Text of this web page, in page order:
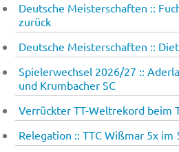
Deutsche Meisterschaften ::
zurück
Deutsche Meisterschaften ::
Spielerwechsel 2026/27 ::
und Krumbacher SC
Verrückter TT-Weltrekord beim
Relegation :: TTC Wißmar 5x im